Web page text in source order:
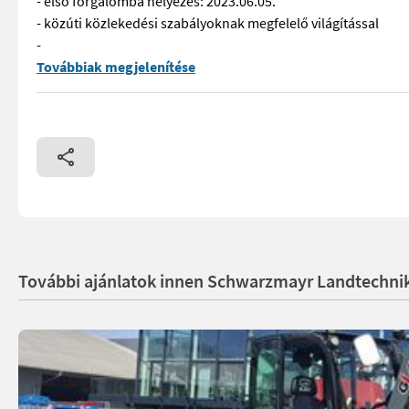
- közúti közlekedési szabályoknak megfelelő világítással
-
EDV: 70269 Udvari rakodógép - 1875 üzemórával -
Továbbiak megjelenítése
További ajánlatok innen Schwarzmayr